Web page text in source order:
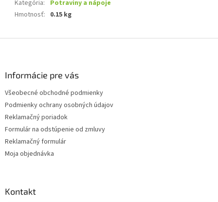
Kategória:
Potraviny a nápoje
Hmotnosť: 0.15 kg
Informácie pre vás
Všeobecné obchodné podmienky
Podmienky ochrany osobných údajov
Reklamačný poriadok
Formulár na odstúpenie od zmluvy
Reklamačný formulár
Moja objednávka
Kontakt